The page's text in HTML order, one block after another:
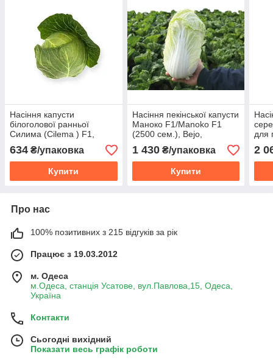
Насіння капусти
білоголової ранньої
Силима (Cilema ) F1,
1000сем., Rijk Zwaan
634 ₴/упаковка
Купити
Насіння пекінської капусти
Маноко F1/Manoko F1
(2500 сем.), Bejo,
Нідерланди
1 430₴/упаковка
Купити
для
2
Про нас
100% позитивних з 215 відгуків за рік
Працює з 19.03.2012
м. Одеса
м.Одеса, станція Усатове, вул.Павлова,15, Одеса,
Україна
Контакти
Сьогодні вихідний
Показати весь графік роботи